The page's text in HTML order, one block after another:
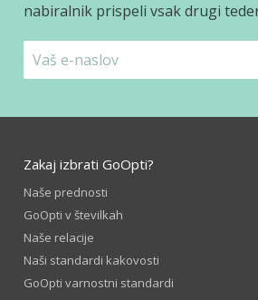
nabiralnik prispeli vsak drugi
Zakaj izbrati GoOpti?
Naše prednosti
GoOpti v številkah
Naše relacije
Naši standardi kakovosti
GoOpti varnostni standardi